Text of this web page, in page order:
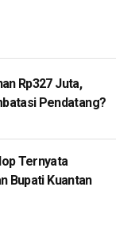
Rp327 Juta,
Pendatang?
Ternyata
Bupati Kuantan